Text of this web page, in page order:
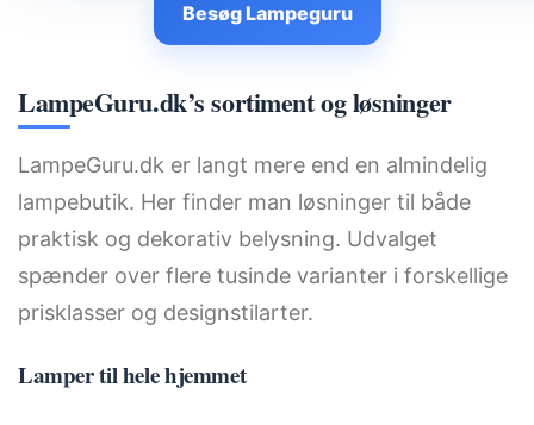
Besøg Lampeguru
LampeGuru.dk’s sortiment og løsninger
LampeGuru.dk er langt mere end en almindelig
lampebutik. Her finder man løsninger til både
praktisk og dekorativ belysning. Udvalget
spænder over flere tusinde varianter i forskellige
prisklasser og designstilarter.
Lamper til hele hjemmet